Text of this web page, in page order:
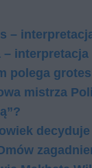
–
– interpretacja
polega
mistrza